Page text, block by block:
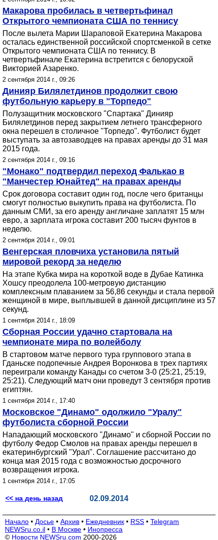
Макарова пробилась в четвертьфинал
Открытого чемпионата США по теннису
После вылета Марии Шараповой Екатерина Макарова
осталась единственной российской спортсменкой в сетке
Открытого чемпионата США по теннису. В
четвертьфинале Екатерина встретится с белоруской
Викторией Азаренко.
2 сентября 2014 г., 09:26
Динияр Билялетдинов продолжит свою
футбольную карьеру в "Торпедо"
Полузащитник московского "Спартака" Динияр
Билялетдинов перед закрытием летнего трансферного
окна перешел в столичное "Торпедо". Футболист будет
выступать за автозаводцев на правах аренды до 31 мая
2015 года.
2 сентября 2014 г., 09:16
"Монако" подтвердил переход Фалькао в
"Манчестер Юнайтед" на правах аренды
Срок договора составит один год, после чего британцы
смогут полностью выкупить права на футболиста. По
данным СМИ, за его аренду англичане заплатят 15 млн
евро, а зарплата игрока составит 200 тысяч фунтов в
неделю.
2 сентября 2014 г., 09:01
Венгерская пловчиха установила пятый
мировой рекорд за неделю
На этапе Кубка мира на короткой воде в Дубае Катинка
Хошсу преодолела 100-метровую дистанцию
комплексным плаванием за 56,86 секунды и стала первой
женщиной в мире, выплывшей в данной дисциплине из 57
секунд.
1 сентября 2014 г., 18:09
Сборная России удачно стартовала на
чемпионате мира по волейболу
В стартовом матче первого тура группового этапа в
Гданьске подопечные Андрея Воронкова в трех партиях
переиграли команду Канады со счетом 3-0 (25:21, 25:19,
25:21). Следующий матч они проведут 3 сентября против
египтян.
1 сентября 2014 г., 17:40
Московское "Динамо" одолжило "Уралу"
футболиста сборной России
Нападающий московского "Динамо" и сборной России по
футболу Федор Смолов на правах аренды перешел в
екатеринбургский "Урал". Соглашение рассчитано до
конца мая 2015 года с возможностью досрочного
возвращения игрока.
1 сентября 2014 г., 17:05
<< на день назад 02.09.2014
Начало • Досье • Архив • Ежедневник • RSS • Telegram
NEWSru.co.il • В Москве • Инопресса
© Новости NEWSru.com 2000-2026